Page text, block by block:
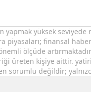
yüksek seviyede
piyasaları; finansal
ölçüde
kişiye aittir.
sorumlu değildir;